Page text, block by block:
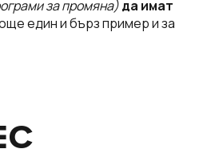
за промяна)да имат
един и бърз пример и за